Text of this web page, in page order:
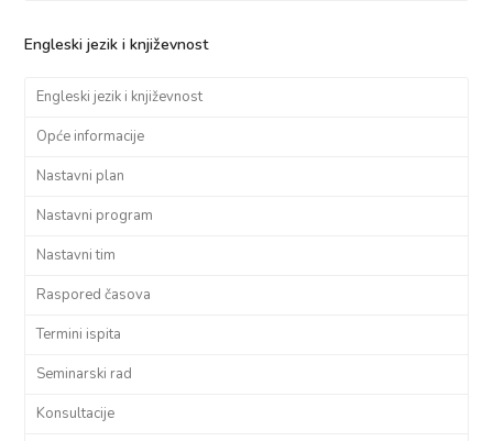
Engleski jezik i književnost
Engleski jezik i književnost
Opće informacije
Nastavni plan
Nastavni program
Nastavni tim
Raspored časova
Termini ispita
Seminarski rad
Konsultacije